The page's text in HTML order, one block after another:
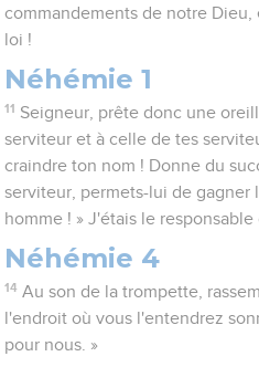
commandements de notre
loi !
Néhémie 1
11 Seigneur, prête donc une
serviteur et à celle de tes
craindre ton nom ! Donne du
serviteur, permets-lui de gagner
homme ! » J'étais le responsable
Néhémie 4
14 Au son de la trompette,
l'endroit où vous l'entendrez
pour nous. »